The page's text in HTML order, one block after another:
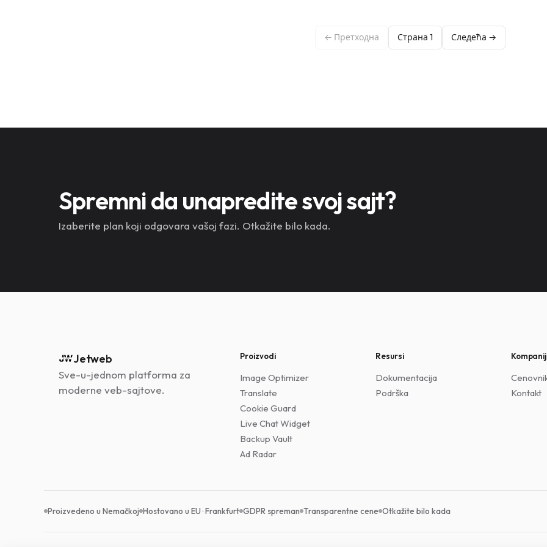
← Претходна Страна 1 Следећа →
Spremni da unapredite svoj sajt?
Izaberite plan koji odgovara vašoj fazi. Otkažite bilo kada.
Jetweb
Sve-u-jednom platforma za
moderne veb-sajtove.
Proizvodi
Image Optimizer
Translate
Cookie Guard
Live Chat Widget
Backup Vault
Ad Radar
Resursi
Dokumentacija
Podrška
Kontakt
Proizvedeno u Nemačkoj Hostovano u EU · Frankfurt GDPR spreman Transparentne cene Otkažite bilo kada